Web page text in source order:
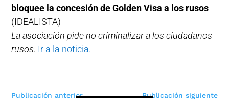
bloquee la concesión de Golden Visa a los rusos
(IDEALISTA)
La asociación pide no criminalizar a los ciudadanos
rusos. Ir a la noticia.
Navegación
Publicación anterior Publicación siguiente